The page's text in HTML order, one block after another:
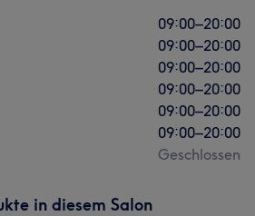
09:00–20:00
09:00–20:00
09:00–20:00
09:00–20:00
09:00–20:00
09:00–20:00
Geschlossen
in diesem Salon